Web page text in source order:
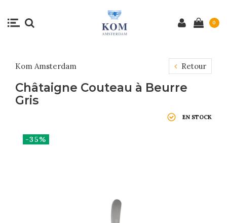
0
Kom Amsterdam Retour
Châtaigne Couteau à Beurre
Gris
EN STOCK
-35%